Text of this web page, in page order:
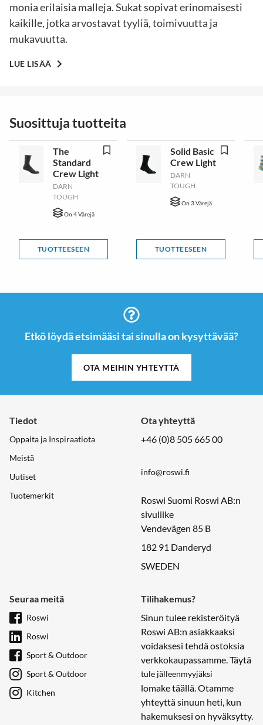
monia erilaisia malleja. Sukat sopivat erinomaisesti
kaikille, jotka arvostavat tyyliä, toimivuutta ja
mukavuutta.
LUE LISÄÄ
Suosittuja tuotteita
The
Standard
Crew Light
DARN
TOUGH
On 4 Värejä
TUOTTEESEEN
Solid Basic
Crew Light
DARN
TOUGH
On 3 Värejä
TUOTTEESEEN
Etkö löydä etsimääsi tai sinulla on kysyttävää?
OTA MEIHIN YHTEYTTÄ
Tiedot
Oppaita ja Inspiraatiota
Meistä
Uutiset
Tuotemerkit
Ota yhteyttä
+46 (0)8 505 665 00
info@roswi.fi
Roswi Suomi Roswi AB:n
sivuliike
Vendevägen 85 B
182 91 Danderyd
SWEDEN
Seuraa meitä
Roswi
Roswi
Sport & Outdoor
Sport & Outdoor
Kitchen
Tilihakemus?
Sinun tulee rekisteröityä
Roswi AB:n asiakkaaksi
voidaksesi tehdä ostoksia
verkkokaupassamme. Täytä
tule jälleenmyyjäksi
lomake täällä. Otamme
yhteyttä sinuun heti, kun
hakemuksesi on hyväksytty.